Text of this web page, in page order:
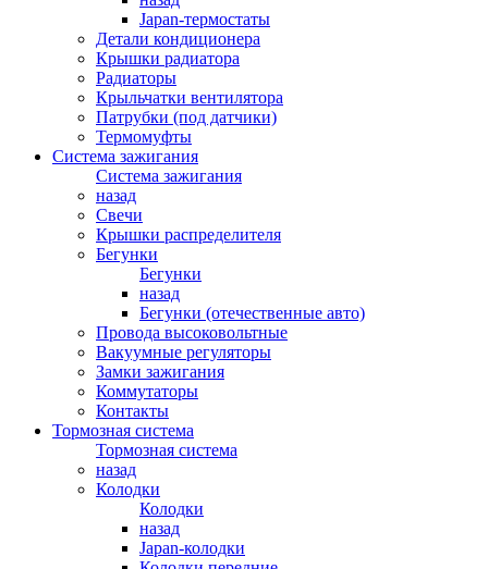
Japan-термостаты
Детали кондиционера
Крышки радиатора
Радиаторы
Крыльчатки вентилятора
Патрубки (под датчики)
Термомуфты
Система зажигания
Система зажигания
назад
Свечи
Крышки распределителя
Бегунки
Бегунки
назад
Бегунки (отечественные авто)
Провода высоковольтные
Вакуумные регуляторы
Замки зажигания
Коммутаторы
Контакты
Тормозная система
Тормозная система
назад
Колодки
Колодки
назад
Japan-колодки